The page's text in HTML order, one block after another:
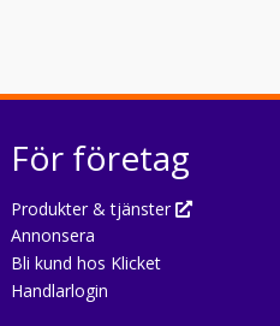
För företag
Produkter & tjänster
Annonsera
Bli kund hos Klicket
Handlarlogin